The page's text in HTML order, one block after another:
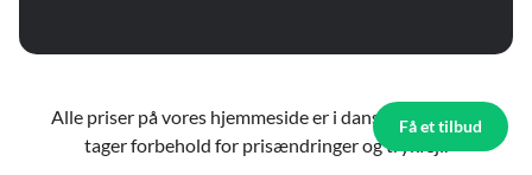
Få et tilbud
Alle priser på vores hjemmeside er i danske kroner. Vi
tager forbehold for prisændringer og trykfejl.